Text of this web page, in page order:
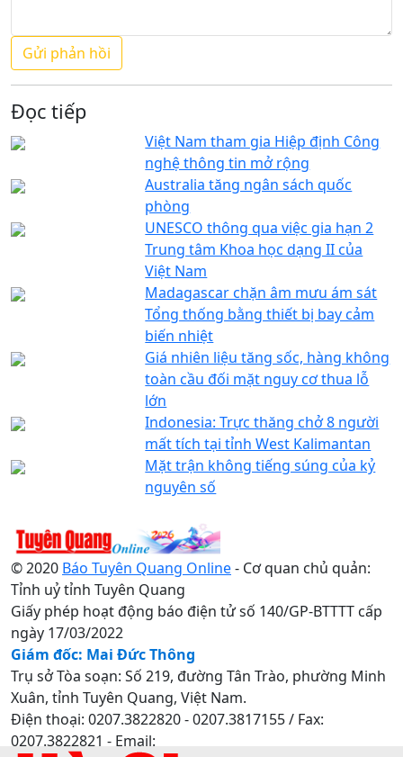
Đọc tiếp
Việt Nam tham gia Hiệp định Công
nghệ thông tin mở rộng
Australia tăng ngân sách quốc
phòng
UNESCO thông qua việc gia hạn 2
Trung tâm Khoa học dạng II của
Việt Nam
Madagascar chặn âm mưu ám sát
Tổng thống bằng thiết bị bay cảm
biến nhiệt
Giá nhiên liệu tăng sốc, hàng không
toàn cầu đối mặt nguy cơ thua lỗ
lớn
Indonesia: Trực thăng chở 8 người
mất tích tại tỉnh West Kalimantan
Mặt trận không tiếng súng của kỷ
nguyên số
© 2020 Báo Tuyên Quang Online- Cơ quan chủ quản:
Tỉnh uỷ tỉnh Tuyên Quang
Giấy phép hoạt động báo điện tử số 140/GP-BTTTT cấp
ngày 17/03/2022
Giám đốc: Mai Đức Thông
Trụ sở Tòa soạn: Số 219, đường Tân Trào, phường Minh
Xuân, tỉnh Tuyên Quang, Việt Nam.
Điện thoại: 0207.3822820 - 0207.3817155 / Fax:
0207.3822821 - Email: